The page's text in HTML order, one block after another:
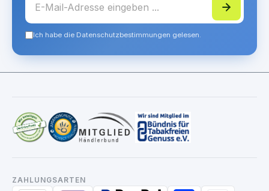
Ich habe die Datenschutzbestimmungen gelesen.
ZAHLUNGSARTEN